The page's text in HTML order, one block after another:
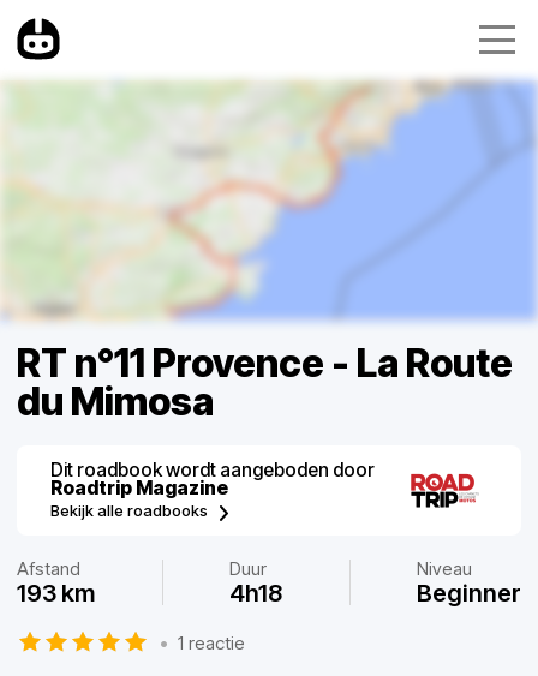
RT n°11 Provence - La Route
du Mimosa
Dit roadbook wordt aangeboden door
Roadtrip Magazine
Bekijk alle roadbooks
Afstand
193 km
Duur
4h18
Niveau
Beginner
• 1 reactie